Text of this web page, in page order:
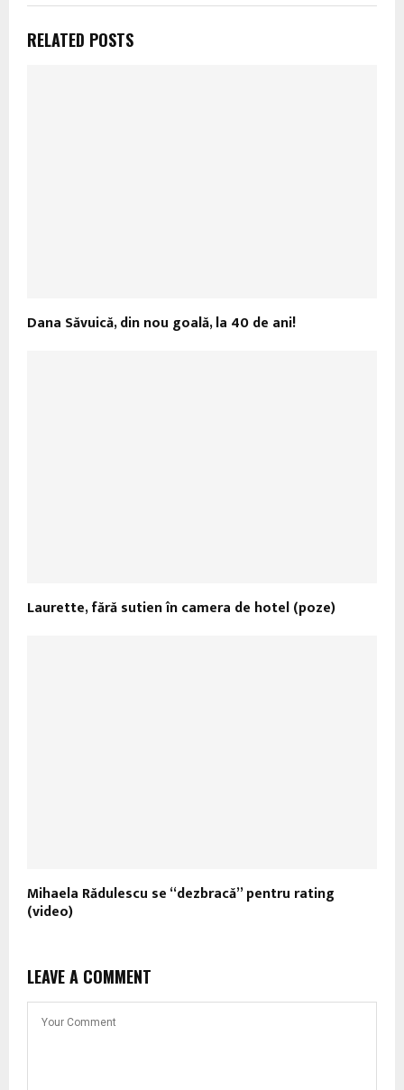
RELATED POSTS
Dana Săvuică, din nou goală, la 40 de ani!
Laurette, fără sutien în camera de hotel (poze)
Mihaela Rădulescu se “dezbracă” pentru rating
(video)
LEAVE A COMMENT